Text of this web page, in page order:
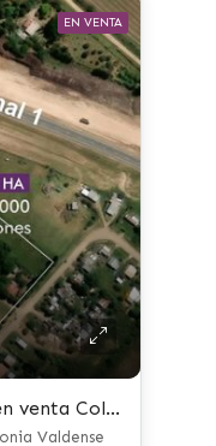
EN VENTA
Chacras 1 y 2 ha Ruta 1 en venta Colonia Valdense
Valdense